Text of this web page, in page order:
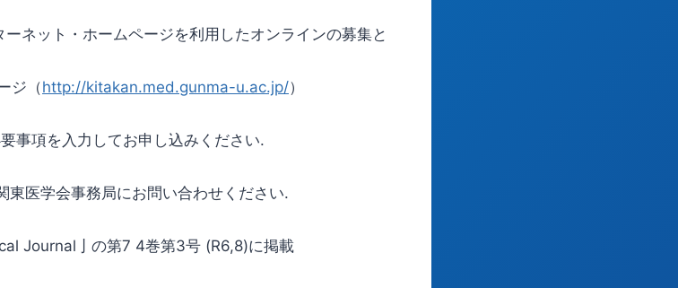
ネット・ホームページを利用したオンラインの募集と
ジ（http://kitakan.med.gunma-u.ac.jp/）
事項を入力してお申し込みください.
東医学会事務局にお問い合わせください.
Journal亅の第7 4巻第3号 (R6,8)に掲載